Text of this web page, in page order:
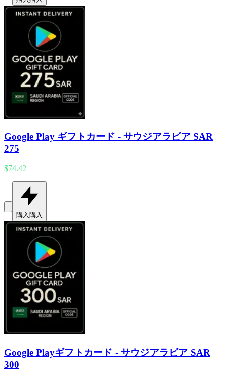
Google Play ギフトカード - サウジアラビア SAR
275
$74.42
購入購入
Google Playギフトカード - サウジアラビア SAR
300